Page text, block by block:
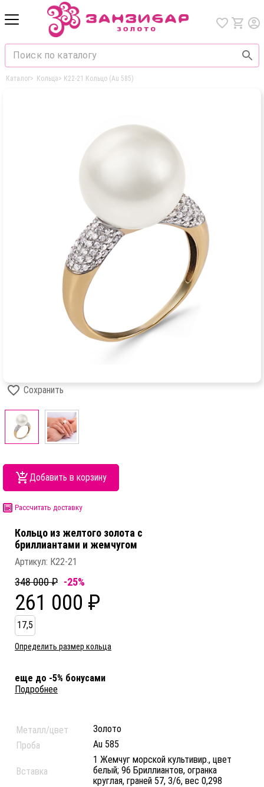
Каталог> Кольца> К22-21 Кольцо (Au 585)
Сохранить
Добавить в корзину
Рассчитать доставку
Кольцо из желтого золота c
бриллиантами и жемчугом
Артикул: К22-21
348 000 ₽ -25%
261 000 ₽
17,5
Определить размер кольца
еще до -5% бонусами
Подробнее
Металл/цвет
Золото
Проба
Au 585
Вставка
1 Жемчуг морской культивир., цвет
белый; 96 Бриллиантов, огранка
круглая, граней 57, 3/6, вес 0,298